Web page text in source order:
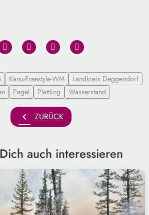
Kanu-Freestyle-WM
Landkreis Deggendorf
Pegel Plattling Wasserstand
chevron_left ZURÜCK
auch interessieren
Freepik